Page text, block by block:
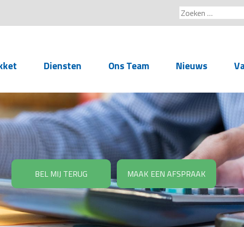
Zoeken
naar:
Diensten
Service voor
accountants- en
administratiekantoren
Arbeidsrechtelijke
Advisering
Salarisadministratie
Personeelsadministratie
Ons Team Nieuws
BEL MIJ TERUG MAAK EEN AFSPRAAK